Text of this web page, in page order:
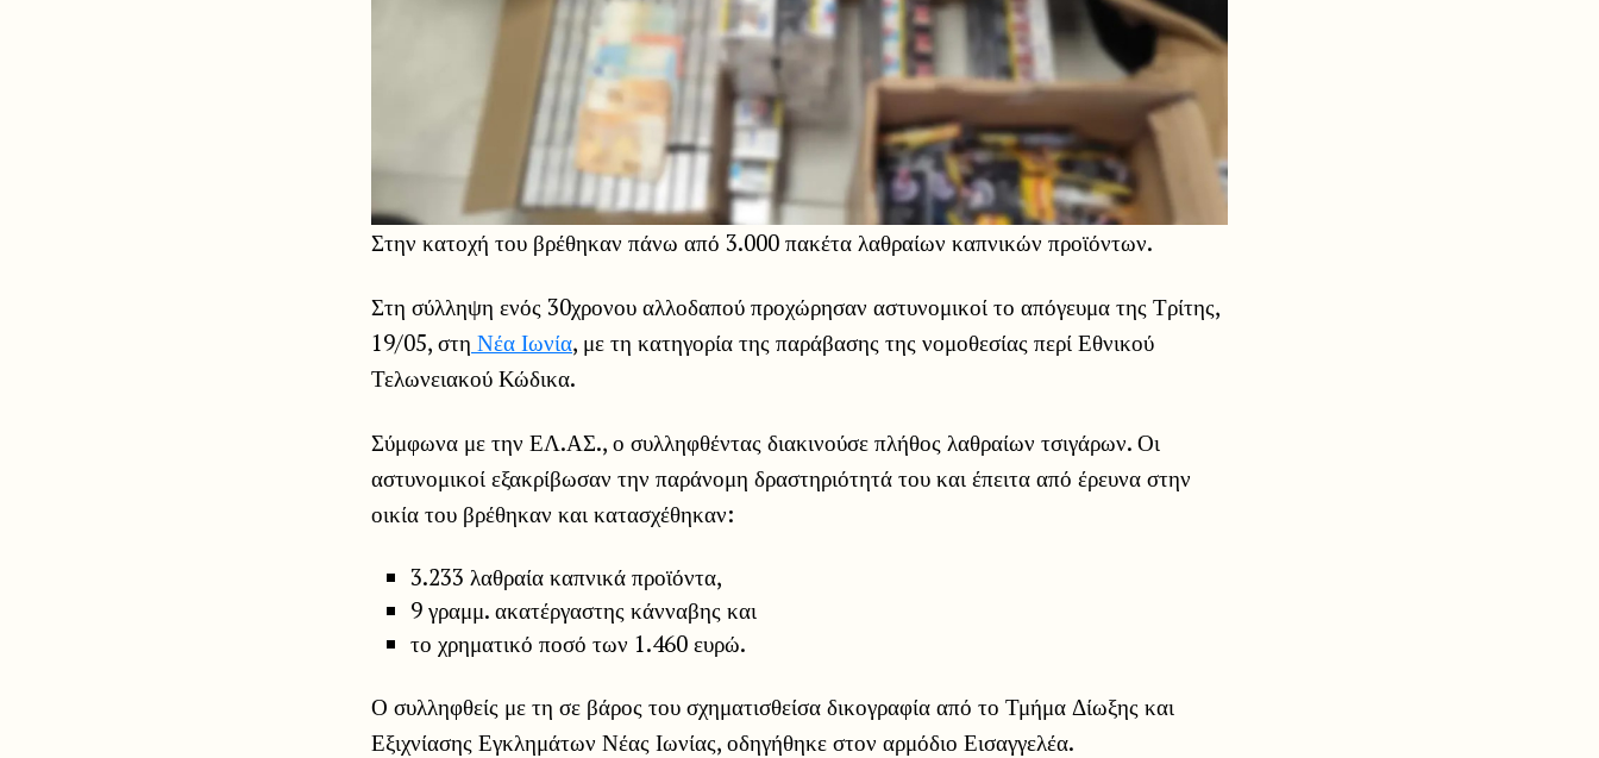
Στην κατοχή του βρέθηκαν πάνω από 3.000 πακέτα λαθραίων καπνικών προϊόντων.
Στη σύλληψη ενός 30χρονου αλλοδαπού προχώρησαν αστυνομικοί το απόγευμα της Τρίτης,
19/05, στη Νέα Ιωνία, με τη κατηγορία της παράβασης της νομοθεσίας περί Εθνικού
Τελωνειακού Κώδικα.
Σύμφωνα με την ΕΛ.ΑΣ., ο συλληφθέντας διακινούσε πλήθος λαθραίων τσιγάρων. Οι
αστυνομικοί εξακρίβωσαν την παράνομη δραστηριότητά του και έπειτα από έρευνα στην
οικία του βρέθηκαν και κατασχέθηκαν:
3.233 λαθραία καπνικά προϊόντα,
9 γραμμ. ακατέργαστης κάνναβης και
το χρηματικό ποσό των 1.460 ευρώ.
Ο συλληφθείς με τη σε βάρος του σχηματισθείσα δικογραφία από το Τμήμα Δίωξης και
Εξιχνίασης Εγκλημάτων Νέας Ιωνίας, οδηγήθηκε στον αρμόδιο Εισαγγελέα.